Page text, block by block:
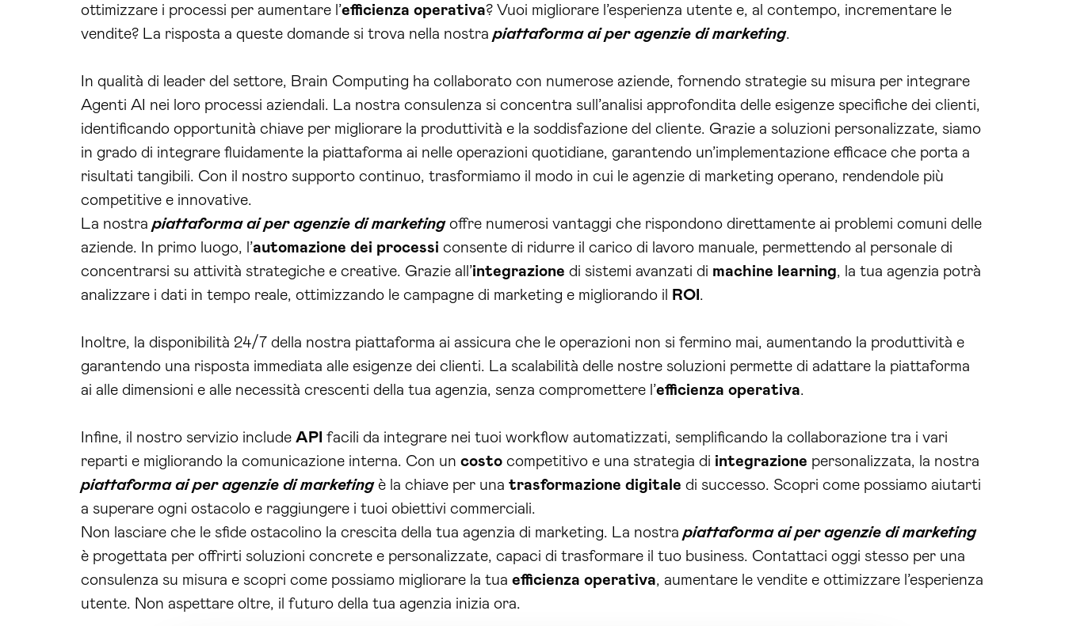
ottimizzare i processi per aumentare l’efficienza operativa? Vuoi migliorare l’esperienza utente e, al contempo, incrementare le
vendite? La risposta a queste domande si trova nella nostrapiattaforma ai per agenzie di marketing.
In qualità di leader del settore, Brain Computing ha collaborato con numerose aziende, fornendo strategie su misura per integrare
Agenti AI nei loro processi aziendali. La nostra consulenza si concentra sull’analisi approfondita delle esigenze specifiche dei clienti,
identificando opportunità chiave per migliorare la produttività e la soddisfazione del cliente. Grazie a soluzioni personalizzate, siamo
in grado di integrare fluidamente la piattaforma ai nelle operazioni quotidiane, garantendo un’implementazione efficace che porta a
risultati tangibili. Con il nostro supporto continuo, trasformiamo il modo in cui le agenzie di marketing operano, rendendole più
competitive e innovative.
La nostrapiattaforma ai per agenzie di marketingoffre numerosi vantaggi che rispondono direttamente ai problemi comuni delle
aziende. In primo luogo, l’automazione dei processi consente di ridurre il carico di lavoro manuale, permettendo al personale di
concentrarsi su attività strategiche e creative. Grazie all’integrazione di sistemi avanzati di machine learning, la tua agenzia potrà
analizzare i dati in tempo reale, ottimizzando le campagne di marketing e migliorando il
ROI .
Inoltre, la disponibilità 24/7 della nostra piattaforma ai assicura che le operazioni non si fermino mai, aumentando la produttività e
garantendo una risposta immediata alle esigenze dei clienti. La scalabilità delle nostre soluzioni permette di adattare la piattaforma
ai alle dimensioni e alle necessità crescenti della tua agenzia, senza compromettere l’efficienza operativa.
Infine, il nostro servizio include API facili da integrare nei tuoi workflow automatizzati, semplificando la collaborazione tra i vari
reparti e migliorando la comunicazione interna. Con un costo competitivo e una strategia di integrazione personalizzata, la nostra
piattaforma ai per agenzie di marketingè la chiave per una trasformazione digitale di successo. Scopri come possiamo aiutarti
a superare ogni ostacolo e raggiungere i tuoi obiettivi commerciali.
Non lasciare che le sfide ostacolino la crescita della tua agenzia di marketing. La nostrapiattaforma ai per agenzie di marketing
è progettata per offrirti soluzioni concrete e personalizzate, capaci di trasformare il tuo business. Contattaci oggi stesso per una
consulenza su misura e scopri come possiamo migliorare la tua efficienza operativa, aumentare le vendite e ottimizzare l’esperienza
utente. Non aspettare oltre, il futuro della tua agenzia inizia ora.